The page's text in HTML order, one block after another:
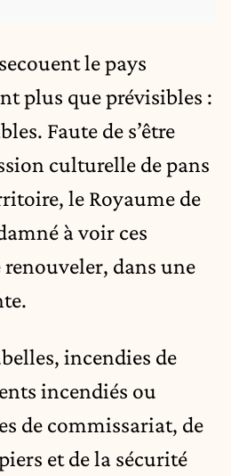
le pays
plus que prévisibles :
Faute de s’être
culturelle de pans
le Royaume de
à voir ces
dans une
incendies de
incendiés ou
de commissariat, de
et de la sécurité